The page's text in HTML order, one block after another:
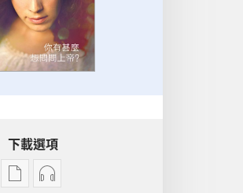
下載選項
出
音